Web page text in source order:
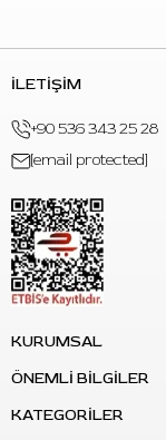
İLETİŞİM
+90 536 343 25 28
[email protected]
KURUMSAL
ÖNEMLİ BİLGİLER
KATEGORİLER